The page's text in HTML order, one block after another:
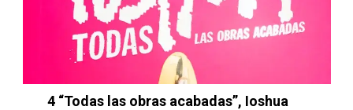
4 “Todas las obras acabadas”, Ioshua